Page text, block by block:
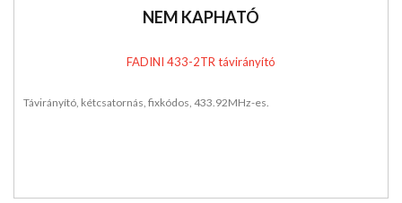
NEM KAPHATÓ
FADINI 433-2TR távirányító
Távirányító, kétcsatornás, fixkódos, 433.92MHz-es.